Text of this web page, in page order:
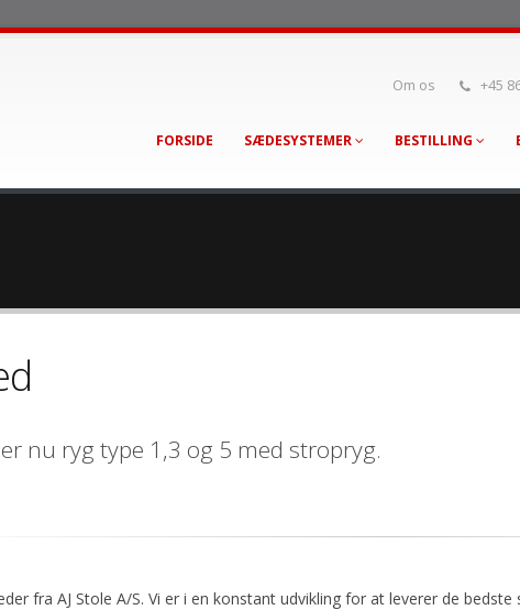
Om os +45
FORSIDE SÆDESYSTEMER BESTILLING
nu ryg type 1,3 og 5 med stropryg.
fra AJ Stole A/S. Vi er i en konstant udvikling for at leverer de